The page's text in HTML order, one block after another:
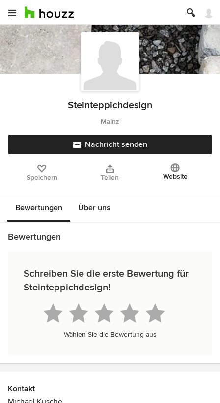
Steinteppichdesign
Mainz
Nachricht senden
Speichern Teilen Website
Bewertungen Über uns
Bewertungen
Schreiben Sie die erste Bewertung für
Steinteppichdesign!
Wählen Sie die Bewertung aus
Kontakt